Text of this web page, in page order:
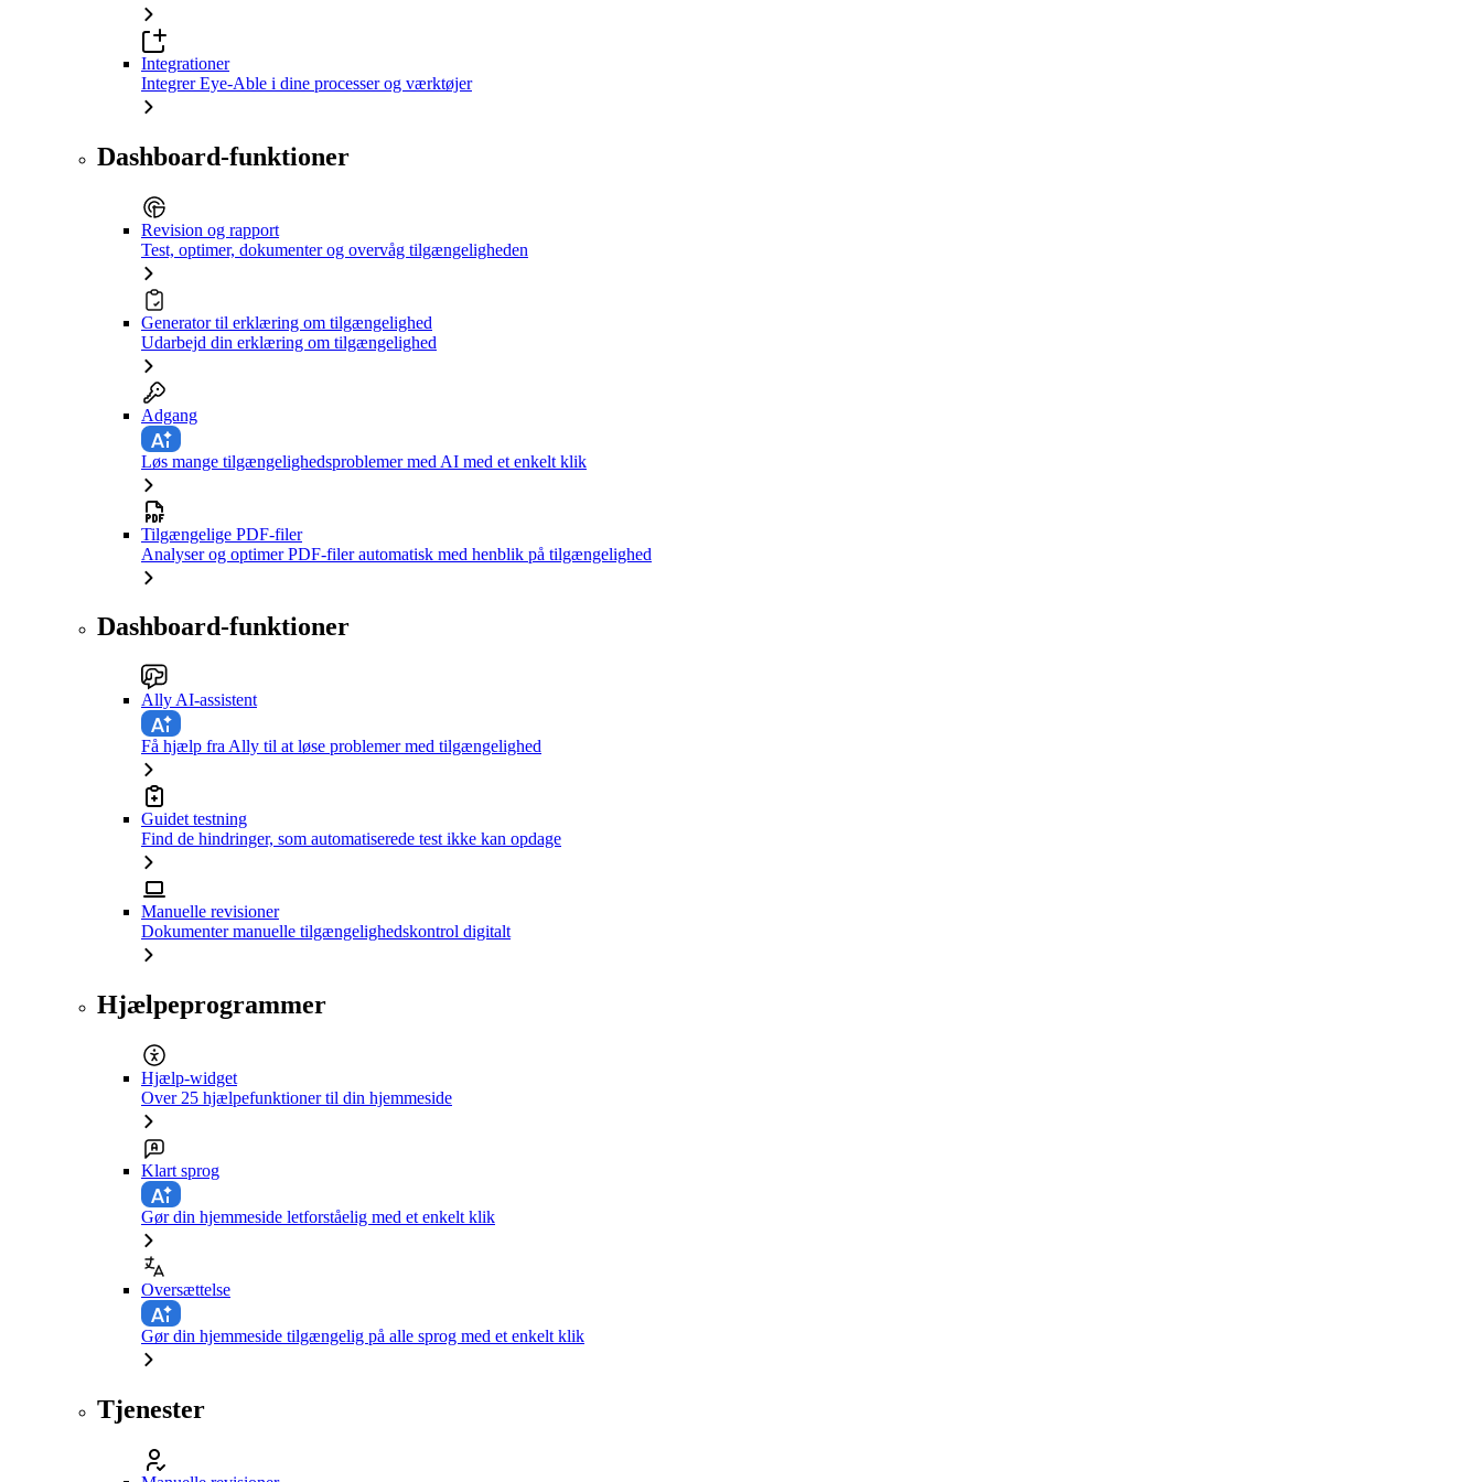
Integrationer
Integrer Eye-Able i dine processer og værktøjer
Dashboard-funktioner
Revision og rapport
Test, optimer, dokumenter og overvåg tilgængeligheden
Generator til erklæring om tilgængelighed
Udarbejd din erklæring om tilgængelighed
Adgang
Løs mange tilgængelighedsproblemer med AI med et enkelt klik
Tilgængelige PDF-filer
Analyser og optimer PDF-filer automatisk med henblik på tilgængelighed
Dashboard-funktioner
Ally AI-assistent
Få hjælp fra Ally til at løse problemer med tilgængelighed
Guidet testning
Find de hindringer, som automatiserede test ikke kan opdage
Manuelle revisioner
Dokumenter manuelle tilgængelighedskontrol digitalt
Hjælpeprogrammer
Hjælp-widget
Over 25 hjælpefunktioner til din hjemmeside
Klart sprog
Gør din hjemmeside letforståelig med et enkelt klik
Oversættelse
Gør din hjemmeside tilgængelig på alle sprog med et enkelt klik
Tjenester